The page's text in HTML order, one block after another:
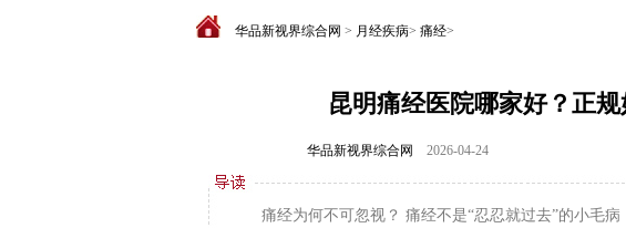
华品新视界综合网 > 月经疾病> 痛经>
昆明痛经医院哪家好？正
华品新视界综合网 2026-04-24
痛经为何不可忽视？ 痛经不是“忍忍就过去”的小毛